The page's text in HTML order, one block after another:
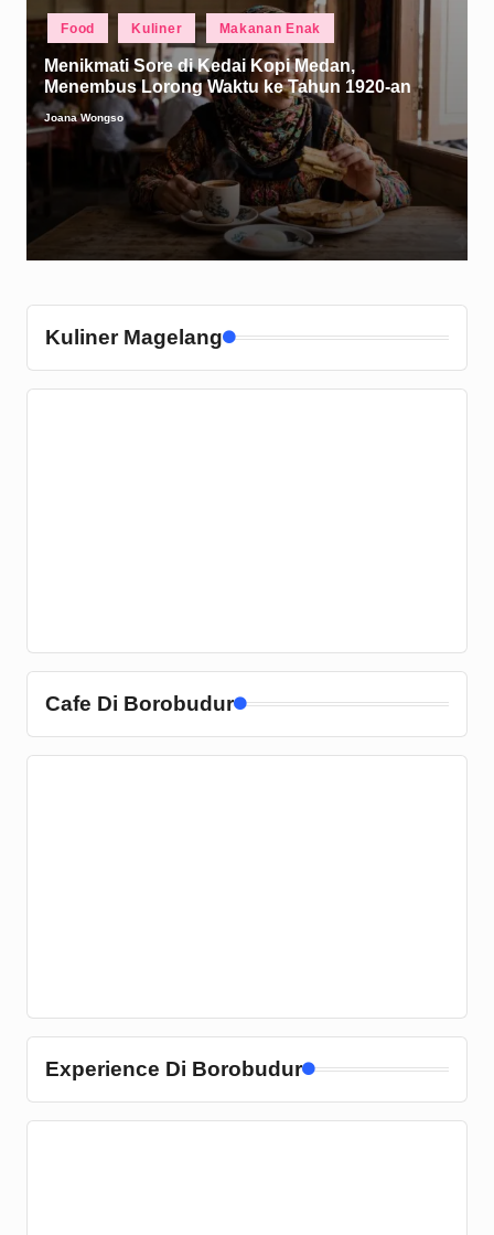
Posted
Food Kuliner Makanan Enak
Menikmati Sore di Kedai Kopi Medan,
Menembus Lorong Waktu ke Tahun 1920-an
Posted
Joana Wongso
Kuliner Magelang
Cafe Di Borobudur
Experience Di Borobudur